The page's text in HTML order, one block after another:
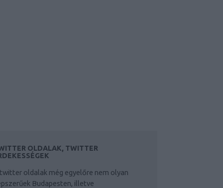
OLDALAK, TWITTER
oldalak még egyelőre nem olyan
Budapesten, illetve